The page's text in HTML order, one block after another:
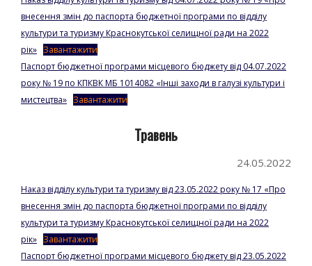
внесення змін до паспорта бюджетної програми по відділу
культури та туризму Краснокутської селищної ради на 2022
рік» Завантажити
Паспорт бюджетної програми місцевого бюджету від 04.07.2022
року № 19 по КПКВК МБ 1014082 «Інші заходи в галузі культури і
мистецтва» Завантажити
Травень
24.05.2022
Наказ відділу культури та туризму від 23.05.2022 року № 17 «Про
внесення змін до паспорта бюджетної програми по відділу
культури та туризму Краснокутської селищної ради на 2022
рік» Завантажити
Паспорт бюджетної програми місцевого бюджету від 23.05.2022